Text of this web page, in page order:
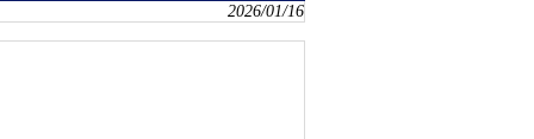
2026/01/16